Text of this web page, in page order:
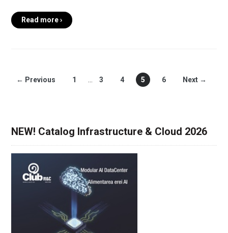
Read more ›
← Previous 1 3 4 5 6 Next →
NEW! Catalog Infrastructure & Cloud 2026